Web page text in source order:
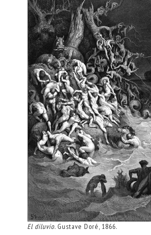
El diluvio. Gustave Doré, 1866.